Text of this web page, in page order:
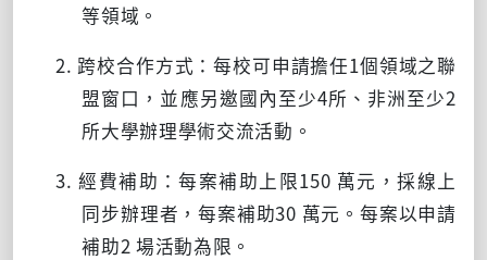
等領域。
2. 跨校合作方式：每校可申請擔任1個領域之聯
盟窗口，並應另邀國內至少4所、非洲至少2
所大學辦理學術交流活動。
3. 經費補助：每案補助上限150 萬元，採線上
同步辦理者，每案補助30 萬元。每案以申請
補助2 場活動為限。